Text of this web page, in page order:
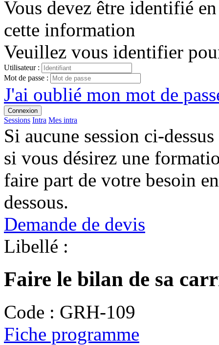
Vous devez être identifié
cette information
Veuillez vous identifier
Utilisateur :
Mot de passe :
J'ai oublié mon mot de
Connexion
Sessions Intra Mes intra
Si aucune session ci-
si vous désirez une
faire part de votre besoin
dessous.
Demande de devis
Libellé :
Faire le bilan de sa
Code : GRH-109
Fiche programme